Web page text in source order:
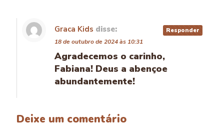
Graca Kids disse:
18 de outubro de 2024 às 10:31
Agradecemos o carinho,
Fabiana! Deus a abençoe
abundantemente!
Responder
Deixe um comentário